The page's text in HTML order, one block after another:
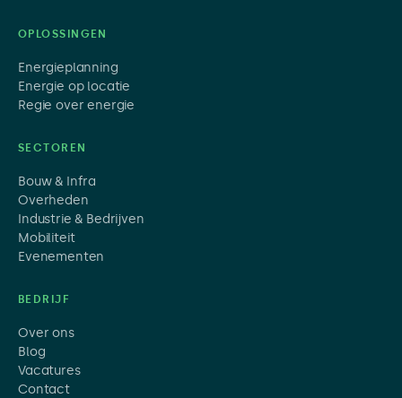
OPLOSSINGEN
Energieplanning
Energie op locatie
Regie over energie
SECTOREN
Bouw & Infra
Overheden
Industrie & Bedrijven
Mobiliteit
Evenementen
BEDRIJF
Over ons
Blog
Vacatures
Contact